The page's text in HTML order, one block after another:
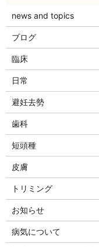
news and topics
ブログ
臨床
日常
避妊去勢
歯科
短頭種
皮膚
トリミング
お知らせ
病気について